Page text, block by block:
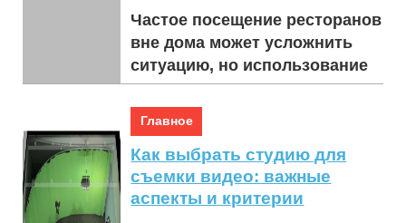
Частое посещение ресторанов
вне дома может усложнить
ситуацию, но использование
скидок, предлагаемых
московскими ресторанами,
может значительно с...
Главное
Как выбрать студию для
съемки видео: важные
аспекты и критерии